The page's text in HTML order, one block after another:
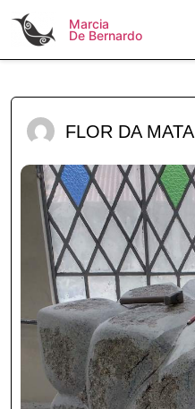
Marcia
De Bernardo
FLOR DA MATA